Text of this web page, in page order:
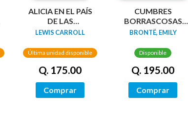
ALICIA EN EL PAÍS
DE LAS
MARAVILLAS
CON CANTOS
PINTADOS)
LEWIS CARROLL
Última unidad disponible
Q. 175.00
Comprar
CUMBRES
BORRASCOSAS
(EDICION LIMITADA
TINTADOS)
BRONTË, EMILY
Disponible
Q. 195.00
Comprar